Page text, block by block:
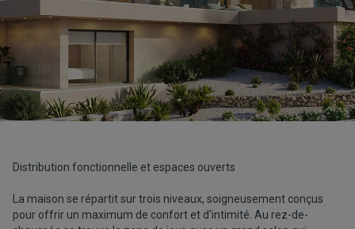
Distribution fonctionnelle et espaces ouverts
La maison se répartit sur trois niveaux, soigneusement conçus
pour offrir un maximum de confort et d'intimité. Au rez-de-